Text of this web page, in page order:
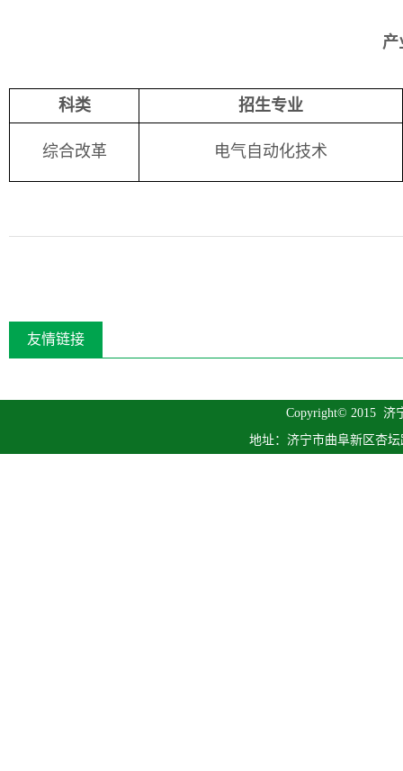
产
科类 招生专业
综合改革 电气自动化技术
友情链接
Copyright© 2015 济
地址：济宁市曲阜新区杏